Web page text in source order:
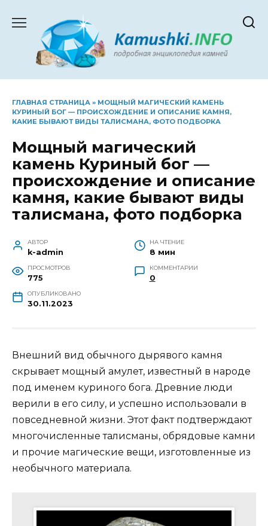
содержанию
ГЛАВНАЯ СТРАНИЦА » МОЩНЫЙ МАГИЧЕСКИЙ КАМЕНЬ
КУРИНЫЙ БОГ — ПРОИСХОЖДЕНИЕ И ОПИСАНИЕ КАМНЯ,
КАКИЕ БЫВАЮТ ВИДЫ ТАЛИСМАНА, ФОТО ПОДБОРКА
Мощный магический
камень Куриный бог —
происхождение и описание
камня, какие бывают виды
талисмана, фото подборка
АВТОР
k-admin
НА ЧТЕНИЕ
8 мин
ПРОСМОТРОВ
775
КОММЕНТАРИИ
0
ОПУБЛИКОВАНО
30.11.2023
Внешний вид обычного дырявого камня
скрывает мощный амулет, известный в народе
под именем куриного бога. Древние люди
верили в его силу, и успешно использовали в
повседневной жизни. Этот факт подтверждают
многочисленные талисманы, обрядовые камни
и прочие магические вещи, изготовленные из
необычного материала.